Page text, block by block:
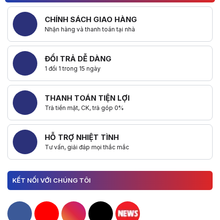
CHÍNH SÁCH GIAO HÀNG
Nhận hàng và thanh toán tại nhà
ĐỔI TRẢ DỄ DÀNG
1 đổi 1 trong 15 ngày
THANH TOÁN TIỆN LỢI
Trả tiền mặt, CK, trả góp 0%
HỖ TRỢ NHIỆT TÌNH
Tư vấn, giải đáp mọi thắc mắc
KẾT NỐI VỚI CHÚNG TÔI